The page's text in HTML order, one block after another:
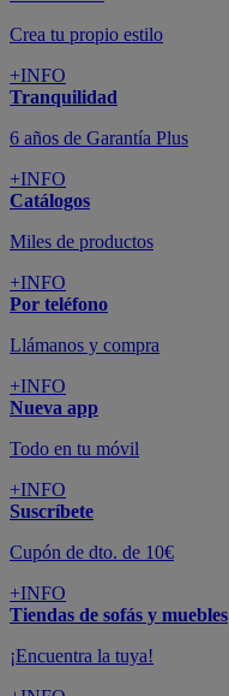
Crea tu propio estilo
+INFO
Tranquilidad
6 años de Garantía Plus
+INFO
Catálogos
Miles de productos
+INFO
Por teléfono
Llámanos y compra
+INFO
Nueva app
Todo en tu móvil
+INFO
Suscríbete
Cupón de dto. de 10€
+INFO
Tiendas de sofás y muebles
¡Encuentra la tuya!